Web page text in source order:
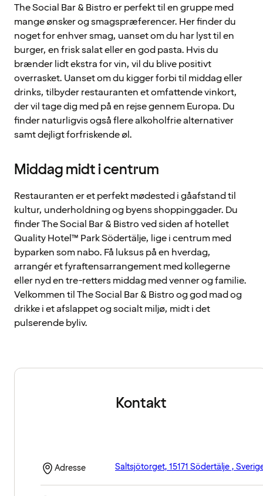
The Social Bar & Bistro er perfekt til en gruppe med
mange ønsker og smagspræferencer. Her finder du
noget for enhver smag, uanset om du har lyst til en
burger, en frisk salat eller en god pasta. Hvis du
brænder lidt ekstra for vin, vil du blive positivt
overrasket. Uanset om du kigger forbi til middag eller
drinks, tilbyder restauranten et omfattende vinkort,
der vil tage dig med på en rejse gennem Europa. Du
finder naturligvis også flere alkoholfrie alternativer
samt dejligt forfriskende øl.
Middag midt i centrum
Restauranten er et perfekt mødested i gåafstand til
kultur, underholdning og byens shoppinggader. Du
finder The Social Bar & Bistro ved siden af hotellet
Quality Hotel™ Park Södertälje, lige i centrum med
byparken som nabo. Få luksus på en hverdag,
arrangér et fyraftensarrangement med kollegerne
eller nyd en tre-retters middag med venner og familie.
Velkommen til The Social Bar & Bistro og god mad og
drikke i et afslappet og socialt miljø, midt i det
pulserende byliv.
Kontakt
Adresse Saltsjötorget, 15171 Södertälje ,